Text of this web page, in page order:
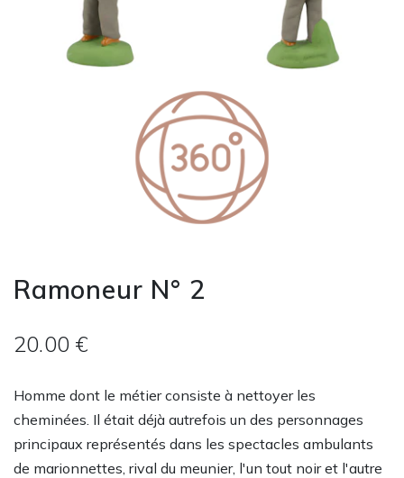
Ramoneur N° 2
20.00 €
Homme dont le métier consiste à nettoyer les
cheminées. Il était déjà autrefois un des personnages
principaux représentés dans les spectacles ambulants
de marionnettes, rival du meunier, l'un tout noir et l'autre